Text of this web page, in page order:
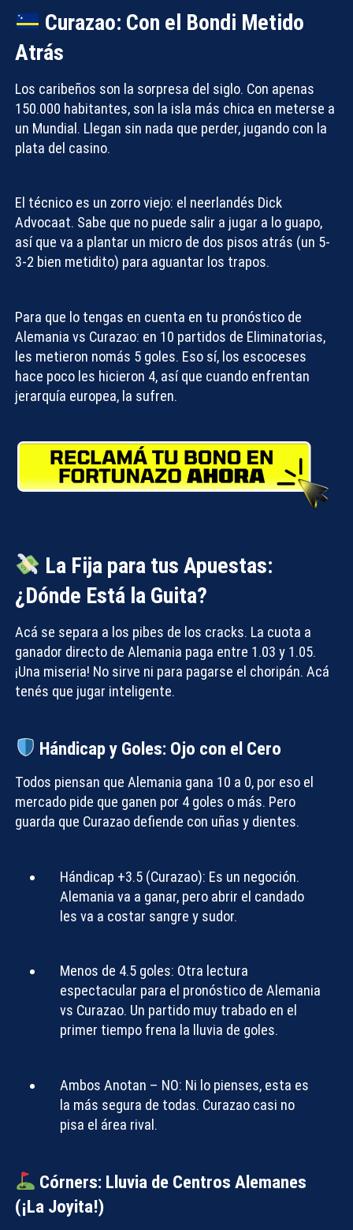
Curazao: Con el Bondi Metido
Atrás
Los caribeños son la sorpresa del siglo. Con apenas
150.000 habitantes, son la isla más chica en meterse a
un Mundial. Llegan sin nada que perder, jugando con la
plata del casino.
El técnico es un zorro viejo: el neerlandés Dick
Advocaat. Sabe que no puede salir a jugar a lo guapo,
así que va a plantar un micro de dos pisos atrás (un 5-
3-2 bien metidito) para aguantar los trapos.
Para que lo tengas en cuenta en tu pronóstico de
Alemania vs Curazao: en 10 partidos de Eliminatorias,
les metieron nomás 5 goles. Eso sí, los escoceses
hace poco les hicieron 4, así que cuando enfrentan
jerarquía europea, la sufren.
La Fija para tus Apuestas:
¿Dónde Está la Guita?
Acá se separa a los pibes de los cracks. La cuota a
ganador directo de Alemania paga entre 1.03 y 1.05.
¡Una miseria! No sirve ni para pagarse el choripán. Acá
tenés que jugar inteligente.
Hándicap y Goles: Ojo con el Cero
Todos piensan que Alemania gana 10 a 0, por eso el
mercado pide que ganen por 4 goles o más. Pero
guarda que Curazao defiende con uñas y dientes.
Hándicap +3.5 (Curazao): Es un negoción.
Alemania va a ganar, pero abrir el candado
les va a costar sangre y sudor.
Menos de 4.5 goles: Otra lectura
espectacular para el pronóstico de Alemania
vs Curazao. Un partido muy trabado en el
primer tiempo frena la lluvia de goles.
Ambos Anotan – NO: Ni lo pienses, esta es
la más segura de todas. Curazao casi no
pisa el área rival.
Córners: Lluvia de Centros Alemanes
(¡La Joyita!)
Compartir con: